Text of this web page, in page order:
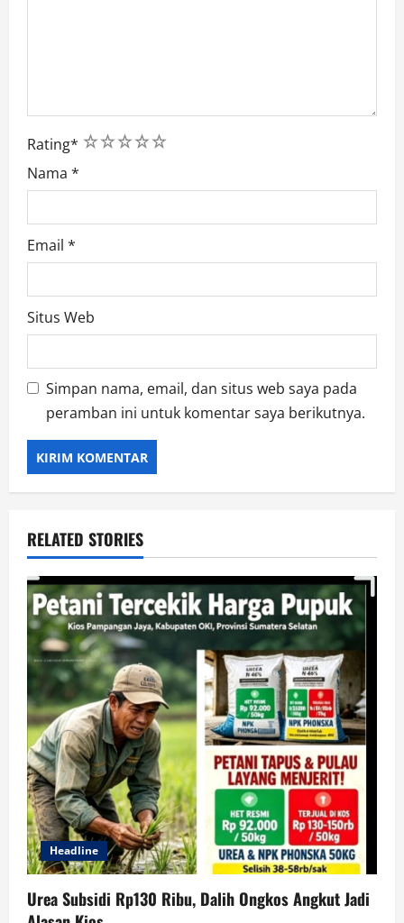
Rating* 5
4
3
2
1
Nama *
Email *
Situs Web
Simpan nama, email, dan situs web saya pada
peramban ini untuk komentar saya berikutnya.
RELATED STORIES
Headline
Urea Subsidi Rp130 Ribu, Dalih Ongkos Angkut Jadi